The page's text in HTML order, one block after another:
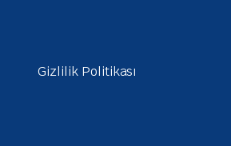
Gizlilik Politikası